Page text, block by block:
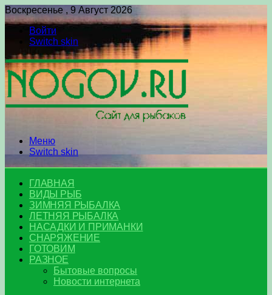
Воскресенье , 9 Август 2026
Войти
Switch skin
Меню
Switch skin
ГЛАВНАЯ
ВИДЫ РЫБ
ЗИМНЯЯ РЫБАЛКА
ЛЕТНЯЯ РЫБАЛКА
НАСАДКИ И ПРИМАНКИ
СНАРЯЖЕНИЕ
ГОТОВИМ
РАЗНОЕ
Бытовые вопросы
Новости интернета